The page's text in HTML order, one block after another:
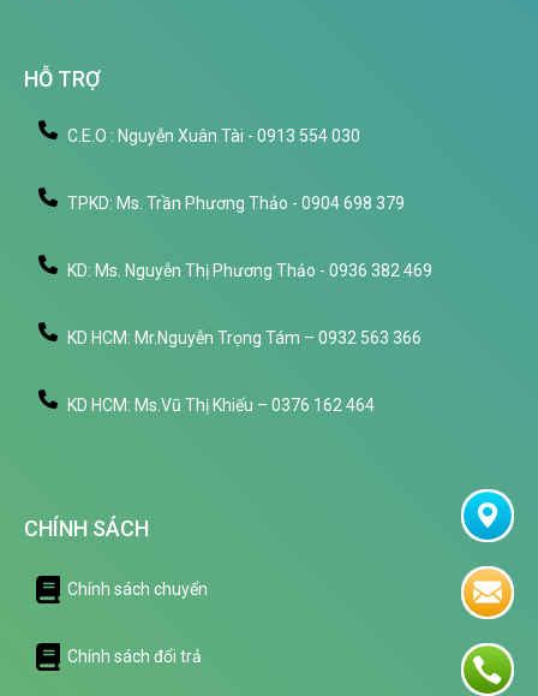
HỖ TRỢ
C.E.O : Nguyễn Xuân Tài - 0913 554 030
TPKD: Ms. Trần Phương Thảo - 0904 698 379
KD: Ms. Nguyễn Thị Phương Thảo - 0936 382 469
KD HCM: Mr.Nguyễn Trọng Tám – 0932 563 366
KD HCM: Ms.Vũ Thị Khiếu – 0376 162 464
CHÍNH SÁCH
Chính sách chuyển
Chính sách đổi trả